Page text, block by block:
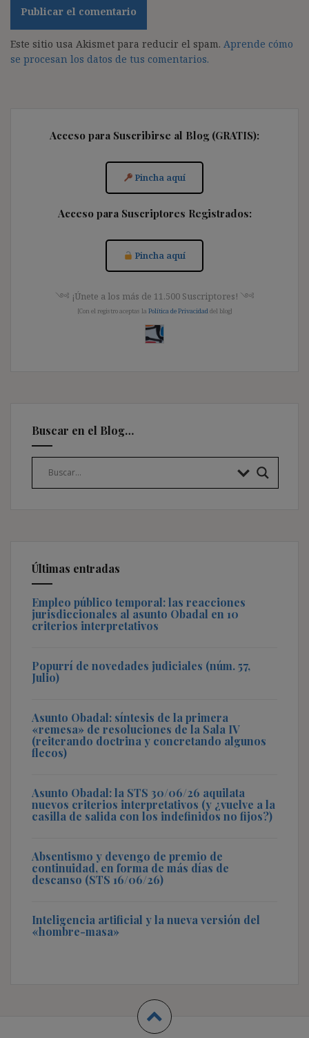
Este sitio usa Akismet para reducir el spam. Aprende cómo
se procesan los datos de tus comentarios.
Acceso para Suscribirse al Blog (GRATIS):
Pincha aquí
Acceso para Suscriptores Registrados:
Pincha aquí
༺ ¡Únete a los más de 11.500 Suscriptores! ༺
[Con el registro aceptas la Política de Privacidad del blog]
Buscar en el Blog…
Últimas entradas
Empleo público temporal: las reacciones
jurisdiccionales al asunto Obadal en 10
criterios interpretativos
Popurrí de novedades judiciales (núm. 57,
Julio)
Asunto Obadal: síntesis de la primera
«remesa» de resoluciones de la Sala IV
(reiterando doctrina y concretando algunos
flecos)
Asunto Obadal: la STS 30/06/26 aquilata
nuevos criterios interpretativos (y ¿vuelve a la
casilla de salida con los indefinidos no fijos?)
Absentismo y devengo de premio de
continuidad, en forma de más días de
descanso (STS 16/06/26)
Inteligencia artificial y la nueva versión del
«hombre-masa»